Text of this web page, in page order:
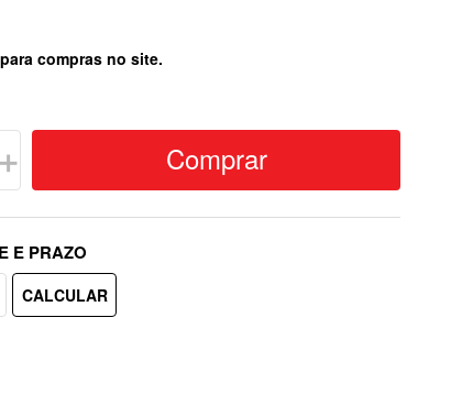
compras no site.
＋ Comprar